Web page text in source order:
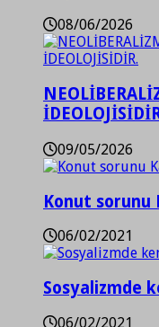
08/06/2026
09/05/2026
Konut sorunu
06/02/2021
Sosyalizmde
06/02/2021